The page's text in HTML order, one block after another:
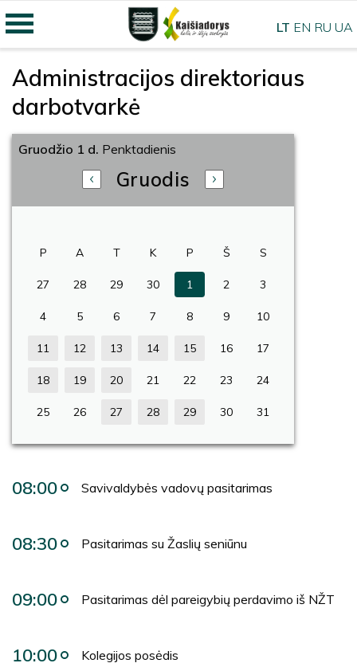
Administracijos direktoriaus
darbotvarkė
Gruodžio 1 d. Penktadienis
Gruodis
P A T K P Š S
27 28 29 30 1 2 3
4 5 6 7 8 9 10
11 12 13 14 15 16 17
18 19 20 21 22 23 24
25 26 27 28 29 30 31
08:00 Savivaldybės vadovų pasitarimas
08:30 Pasitarimas su Žaslių seniūnu
09:00 Pasitarimas dėl pareigybių perdavimo iš NŽT
10:00 Kolegijos posėdis
LT EN RU UA